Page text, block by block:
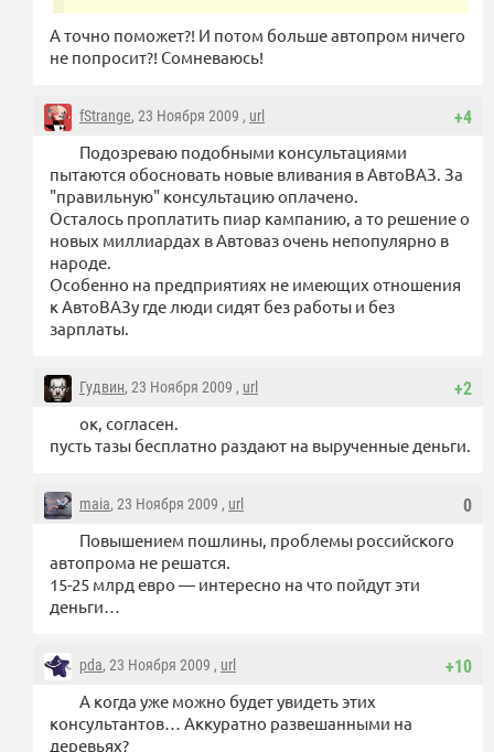
А точно поможет?! И потом больше автопром ничего
не попросит?! Сомневаюсь!
+4
fStrange, 23 Ноября 2009 , url
Подозреваю подобными консультациями
пытаются обосновать новые вливания в АвтоВАЗ. За
"правильную" консультацию оплачено.
Осталось проплатить пиар кампанию, а то решение о
новых миллиардах в Автоваз очень непопулярно в
народе.
Особенно на предприятиях не имеющих отношения
к АвтоВАЗу где люди сидят без работы и без
зарплаты.
+2
Гудвин, 23 Ноября 2009 , url
ок, согласен.
пусть тазы бесплатно раздают на вырученные деньги.
0
maia, 23 Ноября 2009 , url
Повышением пошлины, проблемы российского
автопрома не решатся.
15-25 млрд евро — интересно на что пойдут эти
деньги…
+10
pda, 23 Ноября 2009 , url
А когда уже можно будет увидеть этих
консультантов… Аккуратно развешанными на
деревьях?